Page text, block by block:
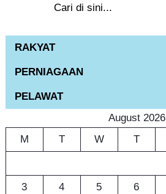
c
h
RAKYAT
PERNIAGAAN
PELAWAT
August 2026
M
T W T
3 4 5 6